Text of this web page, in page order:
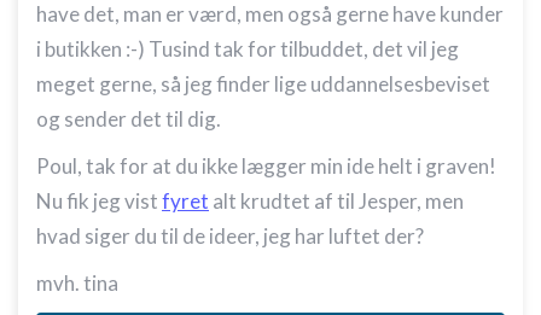
have det, man er værd, men også gerne have kunder
i butikken :-) Tusind tak for tilbuddet, det vil jeg
meget gerne, så jeg finder lige uddannelsesbeviset
og sender det til dig.
Poul, tak for at du ikke lægger min ide helt i graven!
Nu fik jeg vistfyret alt krudtet af til Jesper, men
hvad siger du til de ideer, jeg har luftet der?
mvh. tina